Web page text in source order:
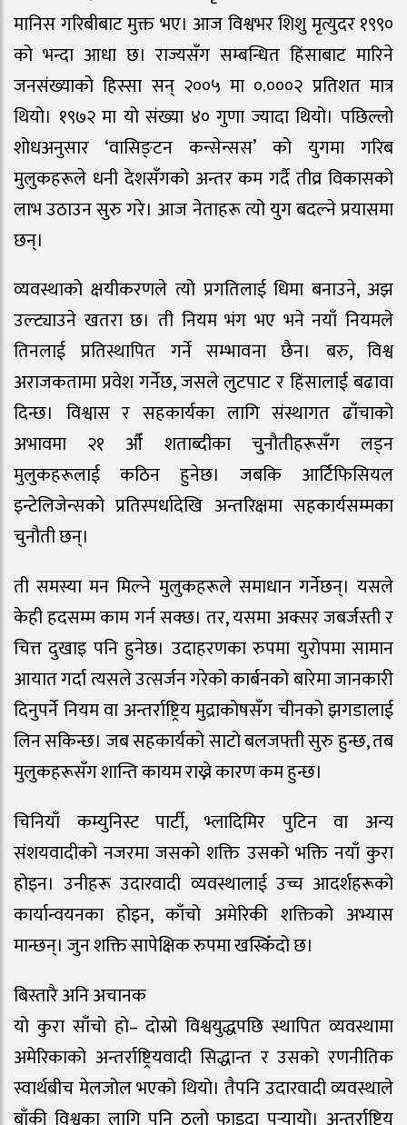
मानिस गरिबीबाट मुक्त भए। आज विश्वभर शिशु मृत्युदर १९९०
को भन्दा आधा छ। राज्यसँग सम्बन्धित हिंसाबाट मारिने
जनसंख्याको हिस्सा सन् २००५ मा ०.०००२ प्रतिशत मात्र
थियो। १९७२ मा यो संख्या ४० गुणा ज्यादा थियो। पछिल्लो
शोधअनुसार ‘वासिङ्टन कन्सेन्सस’ को युगमा गरिब
मुलुकहरूले धनी देशसँगको अन्तर कम गर्दै तीव्र विकासको
लाभ उठाउन सुरु गरे। आज नेताहरू त्यो युग बदल्ने प्रयासमा
छन्।
व्यवस्थाको क्षयीकरणले त्यो प्रगतिलाई धिमा बनाउने, अझ
उल्ट्याउने खतरा छ। ती नियम भंग भए भने नयाँ नियमले
तिनलाई प्रतिस्थापित गर्ने सम्भावना छैन। बरु, विश्व
अराजकतामा प्रवेश गर्नेछ, जसले लुटपाट र हिंसालाई बढावा
दिन्छ। विश्वास र सहकार्यका लागि संस्थागत ढाँचाको
अभावमा २१ औँ शताब्दीका चुनौतीहरूसँग लड्न
मुलुकहरूलाई कठिन हुनेछ। जबकि आर्टिफिसियल
इन्टेलिजेन्सको प्रतिस्पर्धादेखि अन्तरिक्षमा सहकार्यसम्मका
चुनौती छन्।
ती समस्या मन मिल्ने मुलुकहरूले समाधान गर्नेछन्। यसले
केही हदसम्म काम गर्न सक्छ। तर, यसमा अक्सर जबर्जस्ती र
चित्त दुखाइ पनि हुनेछ। उदाहरणका रुपमा युरोपमा सामान
आयात गर्दा त्यसले उत्सर्जन गरेको कार्बनको बारेमा जानकारी
दिनुपर्ने नियम वा अन्तर्राष्ट्रिय मुद्राकोषसँग चीनको झगडालाई
लिन सकिन्छ। जब सहकार्यको साटो बलजफ्ती सुरु हुन्छ, तब
मुलुकहरूसँग शान्ति कायम राख्ने कारण कम हुन्छ।
चिनियाँ कम्युनिस्ट पार्टी, भ्लादिमिर पुटिन वा अन्य
संशयवादीको नजरमा जसको शक्ति उसको भक्ति नयाँ कुरा
होइन। उनीहरू उदारवादी व्यवस्थालाई उच्च आदर्शहरूको
कार्यान्वयनका होइन, काँचो अमेरिकी शक्तिको अभ्यास
मान्छन्। जुन शक्ति सापेक्षिक रुपमा खस्किँदो छ।
बिस्तारै अनि अचानक
यो कुरा साँचो हो– दोस्रो विश्वयुद्धपछि स्थापित व्यवस्थामा
अमेरिकाको अन्तर्राष्ट्रियवादी सिद्धान्त र उसको रणनीतिक
स्वार्थबीच मेलजोल भएको थियो। तैपनि उदारवादी व्यवस्थाले